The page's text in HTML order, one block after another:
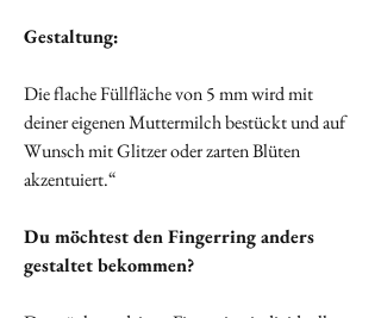
Gestaltung:
Die flache Füllfläche von 5 mm wird mit
deiner eigenen Muttermilch bestückt und auf
Wunsch mit Glitzer oder zarten Blüten
akzentuiert.“
Du möchtest den Fingerring anders
gestaltet bekommen?